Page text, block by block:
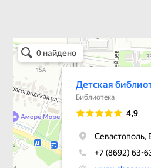
Детская библиотека-филиал № 9
Библиотека в Севастополе